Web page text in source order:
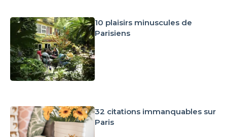
10 plaisirs minuscules de
Parisiens
32 citations immanquables sur
Paris